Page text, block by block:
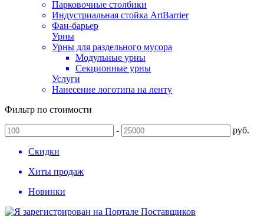
Парковочные столбики
Индустриальная стойка ArtBarrier
Фан-барьер
Урны
Урны для раздельного мусора
Модульные урны
Секционные урны
Услуги
Нанесение логотипа на ленту
Фильтр по стоимости
- руб.
Скидки
Хиты продаж
Новинки